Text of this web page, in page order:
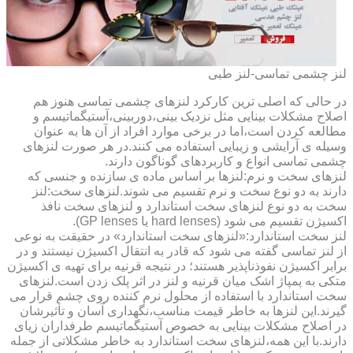
لنز چشمی تماسی-لنز طبی
در حالی که اصلی ترین کارکرد لنزهای چشمی تماسی هنوز هم
اصلاح مشکلات بینایی مثل نزدیک بینی،دوربینی،آستیگماتیسم و
مطالعه کردن است،اما در برخی موارد افراد از آن ها به عنوان
وسیله ی آرایشی و زیبایی استفاده می کنند.در هر صورت لنزهای
چشمی تماسی انواع و کاربردهای گوناگون دارند.
لنزهای سخت و نرم:لنزها بر اساس ماده ی سازنده و جنسی که
دارند به دو نوع سخت و نرم تقسیم می شوند.لنزهای سخت:لنز
سخت به دو نوع لنزهای سخت استاندارد و لنزهای سخت نافذ
اکسیژن تقسیم می شود (hard lenses یا GP lenses).
لنز سخت استاندارد:«لنزهای سخت استاندارد» در حقیقت به نوعی
از لنز تماسی گفته می شود که قادر به انتقال اکسیژن نیستند و در
برابر اکسیژن نفوذناپذیر هستند؛ در نتیجه قرنیه برای تهیه ی اکسیژن
متکی به پمپاژ اشک میان قرنیه و لنز در اثر پلک زدن است.لنزهای
سخت استاندارد با استفاده از محلول نرم کننده روی چشم قرار می
گیرند.این لنزها به خاطر قیمت مناسب،نگهداری آسان و تأثیرشان
در اصلاح مشکلات بینایی به خصوص آستیگماتیسم طرفداران زیای
دارند.با این همه،لنزهای سخت استاندارد به خاطر مشکلاتی از جمله